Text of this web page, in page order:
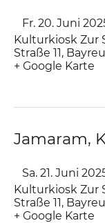
Fr. 20. Juni
Kulturkiosk Zur
Straße 11
+ Google Karte
Jamaram,
Sa. 21. Juni
Kulturkiosk Zur
Straße 11
+ Google Karte